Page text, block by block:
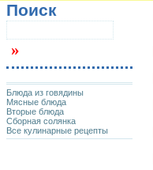
Поиск
Блюда из говядины
Мясные блюда
Вторые блюда
Сборная солянка
Все кулинарные рецепты